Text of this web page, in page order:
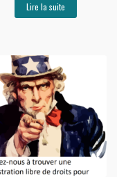
Lire la suite